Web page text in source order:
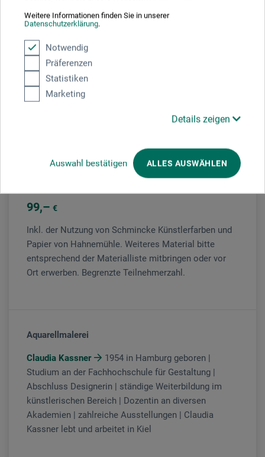
Weitere Informationen finden Sie in unserer
Datenschutzerklärung.
Notwendig
Präferenzen
Statistiken
Marketing
Details zeigen
Auswahl bestätigen ALLES AUSWÄHLEN
boesner Glinde
99 €
Inkl. der Nutzung von Schmincke Künstlerfarben und
Papier von Hahnemühle. Weiteres Material bitte
entsprechend der Materialliste mitbringen oder vor
Ort erwerben. Begrenzte Teilnehmerzahl.
Aquarellmalerei
Claudia Kassner
1954 in Hamburg geboren |
Studium an der Fachhochschule für Gestaltung |
Abschluss Designerin | ständige Weiterbildung im
künstlerischen Bereich | Dozentin an diversen
Akademien | zahlreiche Ausstellungen | Claudia
Kassner lebt und arbeitet in Kiel